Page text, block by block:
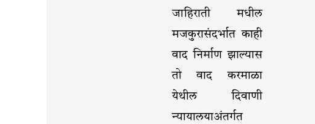
जाहिराती मधील
मजकुरासंदर्भात काही
वाद निर्माण झाल्यास
तो वाद करमाळा
येथील दिवाणी
न्यायालयाअंतर्गत